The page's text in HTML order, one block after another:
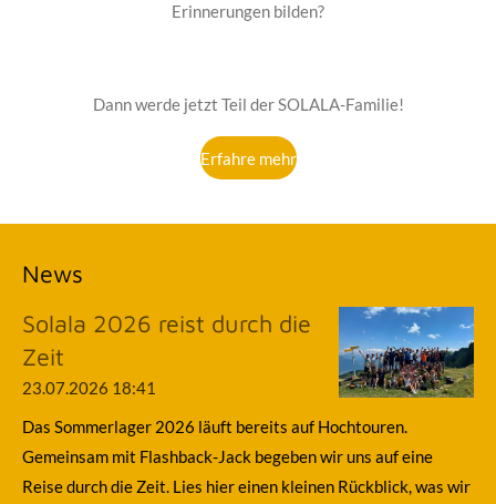
Erinnerungen bilden?
Dann werde jetzt Teil der SOLALA-Familie!
Erfahre mehr
News
Solala 2026 reist durch die
Zeit
23.07.2026 18:41
Das Sommerlager 2026 läuft bereits auf Hochtouren.
Gemeinsam mit Flashback-Jack begeben wir uns auf eine
Reise durch die Zeit. Lies hier einen kleinen Rückblick, was wir